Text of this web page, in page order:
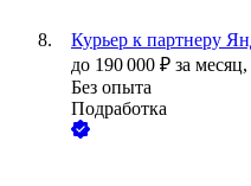
Курьер к партнеру
до 190 000 ₽ за месяц,
Без опыта
Подработка